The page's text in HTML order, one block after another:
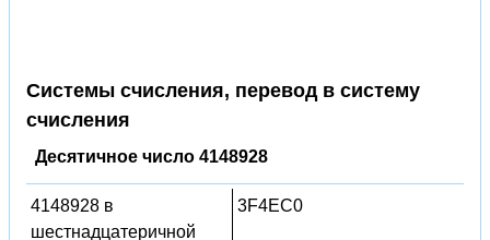
Системы счисления, перевод в систему
счисления
Десятичное число 4148928
4148928 в
шестнадцатеричной
3F4EC0